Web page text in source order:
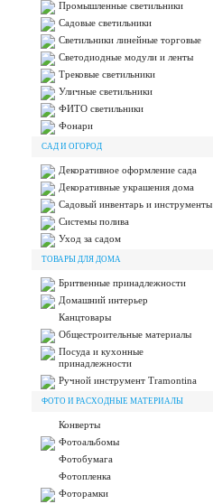
Промышленные светильники
Садовые светильники
Светильники линейные торговые
Светодиодные модули и ленты
Трековые светильники
Уличные светильники
ФИТО светильники
Фонари
САД И ОГОРОД
Декоративное оформление сада
Декоративные украшения дома
Садовый инвентарь и инструменты
Системы полива
Уход за садом
ТОВАРЫ ДЛЯ ДОМА
Бритвенные принадлежности
Домашний интерьер
Канцтовары
Общестроительные материалы
Посуда и кухонные
принадлежности
Ручной инструмент Tramontina
ФОТО И РАСХОДНЫЕ МАТЕРИАЛЫ
Конверты
Фотоальбомы
Фотобумага
Фотопленка
Фоторамки